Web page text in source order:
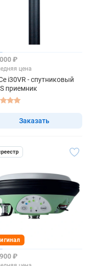
₽
цена
i30VR - спутниковый
приемник
Заказать
₽